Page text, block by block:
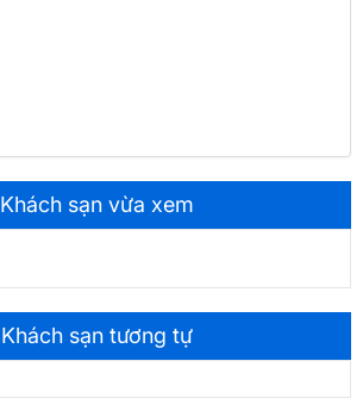
Khách sạn vừa xem
Khách sạn tương tự